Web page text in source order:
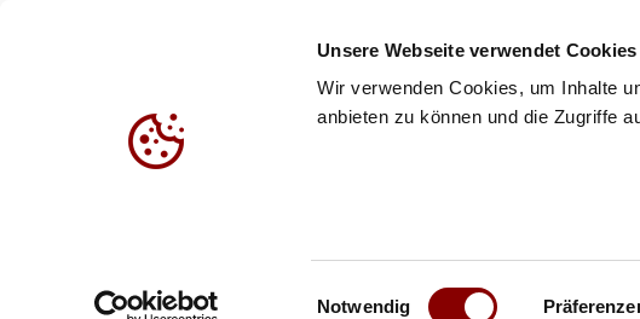
Unsere Webseite verwendet Cookies
Wir verwenden Cookies, um Inhalte
anbieten zu können und die Zugriffe
Einwilligungsauswahl
Notwendig
WM-Qualifikation Europa/Südamerika